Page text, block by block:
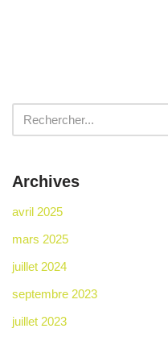
Archives
avril 2025
mars 2025
juillet 2024
septembre 2023
juillet 2023